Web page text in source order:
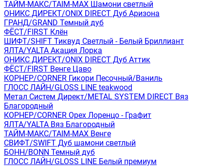
ТАЙМ-МАКС/TAIM-MAX Шамони светлый
ОНИКС ДИРЕКТ/ONIX DIRECT Дуб Аризона
ГРАНД/GRAND Темный дуб
ФЁСТ/FIRST Клён
ШИФТ/SHIFT Тиквуд Светлый - Белый Бриллиант
ЯЛТА/YALTA Акация Лорка
ОНИКС ДИРЕКТ/ONIX DIRECT Дуб Аттик
ФЁСТ/FIRST Венге Цаво
КОРНЕР/CORNER Гикори Песочный/Ваниль
ГЛОСС ЛАЙН/GLOSS LINE teakwood
Метал Систем Директ/METAL SYSTEM DIRECT Вяз
Благородный
КОРНЕР/CORNER Орех Лоренцо - Графит
ЯЛТА/YALTA Вяз Благородный
ТАЙМ-МАКС/TAIM-MAX Венге
СВИФТ/SWIFT Дуб шамони светлый
БОНН/BONN Темный дуб
ГЛОСС ЛАЙН/GLOSS LINE Белый премиум